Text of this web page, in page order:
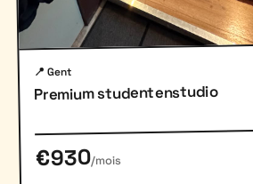
📍 Gent
Premium studentenstudio
€930/mois